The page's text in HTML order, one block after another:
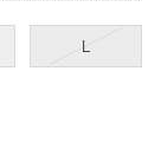
L